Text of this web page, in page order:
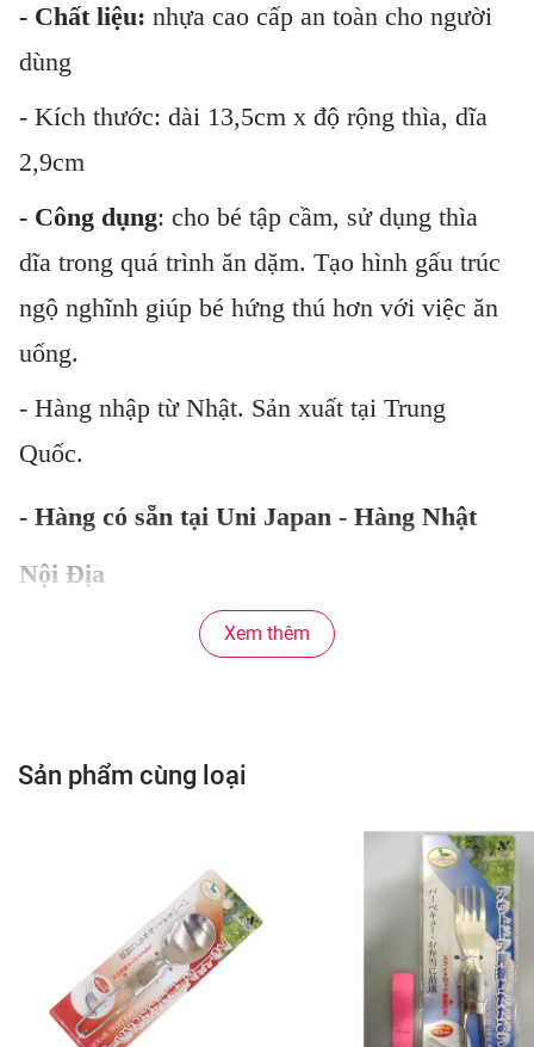
- Chất liệu: nhựa cao cấp an toàn cho người
dùng
- Kích thước: dài 13,5cm x độ rộng thìa, dĩa
2,9cm
- Công dụng: cho bé tập cầm, sử dụng thìa
dĩa trong quá trình ăn dặm. Tạo hình gấu trúc
ngộ nghĩnh giúp bé hứng thú hơn với việc ăn
uống.
- Hàng nhập từ Nhật. Sản xuất tại Trung
Quốc.
- Hàng có sẵn tại Uni Japan - Hàng Nhật
Nội Địa
Xem thêm
Sản phẩm cùng loại